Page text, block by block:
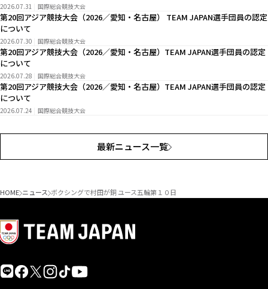
2026.07.31 国際総合競技大会
第20回アジア競技大会（2026／愛知・名古屋） TEAM JAPAN選手団員の認定
について
2026.07.30 国際総合競技大会
第20回アジア競技大会（2026／愛知・名古屋）TEAM JAPAN選手団員の認定
について
2026.07.28 国際総合競技大会
第20回アジア競技大会（2026／愛知・名古屋）TEAM JAPAN選手団員の認定
について
2026.07.24 国際総合競技大会
最新ニュース一覧
HOME ニュース ボクシングで村田が銅 ユース五輪第１０日